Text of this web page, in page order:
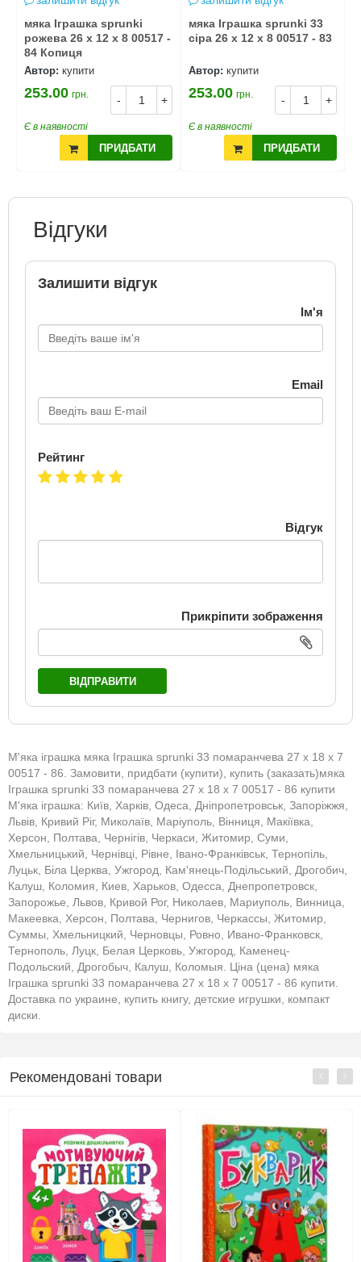
мяка Іграшка sprunki
рожева 26 x 12 x 8 00517 -
84 Копиця
Автор: купити
- +
253.00 грн.
Є в наявності
ПРИДБАТИ
мяка Іграшка sprunki 33
сіра 26 x 12 x 8 00517 - 83
Автор: купити
- +
253.00 грн.
Є в наявності
ПРИДБАТИ
Відгуки
Залишити відгук
Ім'я
Email
Рейтинг
Відгук
Прикріпити зображення
ВІДПРАВИТИ
М'яка іграшка мяка Іграшка sprunki 33 помаранчева 27 x 18 x 7
00517 - 86. Замовити, придбати (купити), купить (заказать)мяка
Іграшка sprunki 33 помаранчева 27 x 18 x 7 00517 - 86 купити
М'яка іграшка: Київ, Харків, Одеса, Дніпропетровськ, Запоріжжя,
Львів, Кривий Ріг, Миколаїв, Маріуполь, Вінниця, Макіївка,
Херсон, Полтава, Чернігів, Черкаси, Житомир, Суми,
Хмельницький, Чернівці, Рівне, Івано-Франківськ, Тернопіль,
Луцьк, Біла Церква, Ужгород, Кам'янець-Подільський, Дрогобич,
Калуш, Коломия, Киев, Харьков, Одесса, Днепропетровск,
Запорожье, Львов, Кривой Рог, Николаев, Мариуполь, Винница,
Макеевка, Херсон, Полтава, Чернигов, Черкассы, Житомир,
Суммы, Хмельницкий, Черновцы, Ровно, Ивано-Франковск,
Тернополь, Луцк, Белая Церковь, Ужгород, Каменец-
Подольский, Дрогобыч, Калуш, Коломыя. Ціна (цена) мяка
Іграшка sprunki 33 помаранчева 27 x 18 x 7 00517 - 86 купити.
Доставка по украине, купить книгу, детские игрушки, компакт
диски.
Рекомендовані товари